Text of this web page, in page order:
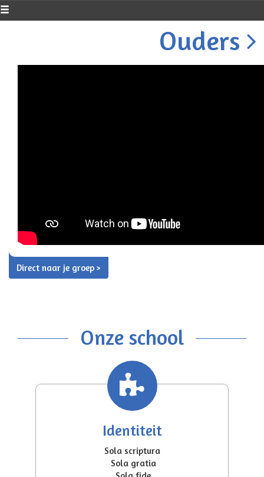
Ouders
Direct naar je groep >
Onze school
Identiteit
Sola scriptura
Sola gratia